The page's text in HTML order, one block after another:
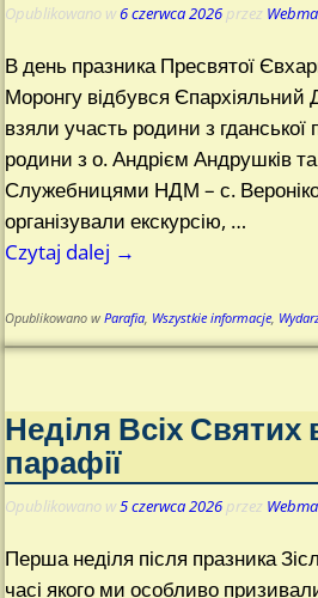
Opublikowano w6 czerwca 2026 przez
В день празника Пресвятої
Моронгу відбувся
взяли участь родини з гданської
родини з о. Андрієм Андрушків
Служебницями НДМ – с.
організували екскурсію, …
Czytaj dalej →
Opublikowano w Parafia, Wszystkie informacje,
Неділя Всіх Святих
парафії
Opublikowano w5 czerwca 2026 przez
Перша неділя після празника
часі якого ми особливо